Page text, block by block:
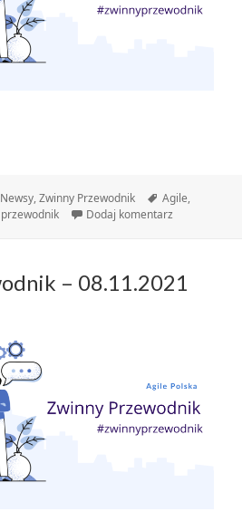
Kategorie
Newsy,Zwinny Przewodnik Tagi
Agile,
Dodaj komentarz
– 08.11.2021